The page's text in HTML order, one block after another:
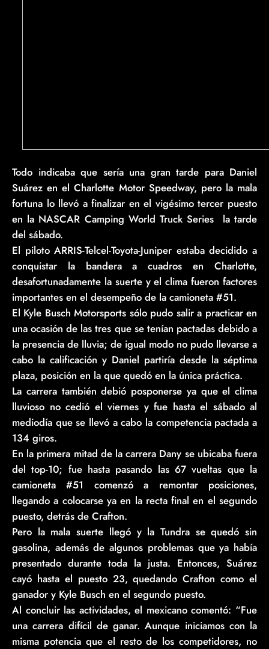
Todo indicaba que sería una gran tarde para Daniel
Suárez en el Charlotte Motor Speedway, pero la mala
fortuna lo llevó a finalizar en el vigésimo tercer puesto
en la NASCAR Camping World Truck Series la tarde
del sábado.
El piloto ARRIS-Telcel-Toyota-Juniper estaba decidido a
conquistar la bandera a cuadros en Charlotte,
desafortunadamente la suerte y el clima fueron factores
importantes en el desempeño de la camioneta #51.
El Kyle Busch Motorsports sólo pudo salir a practicar en
una ocasión de las tres que se tenían pactadas debido a
la presencia de lluvia; de igual modo no pudo llevarse a
cabo la calificación y Daniel partiría desde la séptima
plaza, posición en la que quedó en la única práctica.
La carrera también debió posponerse ya que el clima
lluvioso no cedió el viernes y fue hasta el sábado al
mediodía que se llevó a cabo la competencia pactada a
134 giros.
En la primera mitad de la carrera Dany se ubicaba fuera
del top-10; fue hasta pasando las 67 vueltas que la
camioneta #51 comenzó a remontar posiciones,
llegando a colocarse ya en la recta final en el segundo
puesto, detrás de Crafton.
Pero la mala suerte llegó y la Tundra se quedó sin
gasolina, además de algunos problemas que ya había
presentado durante toda la justa. Entonces, Suárez
cayó hasta el puesto 23, quedando Crafton como el
ganador y Kyle Busch en el segundo puesto.
Al concluir las actividades, el mexicano comentó: “Fue
una carrera difícil de ganar. Aunque iniciamos con la
misma potencia que el resto de los competidores, no